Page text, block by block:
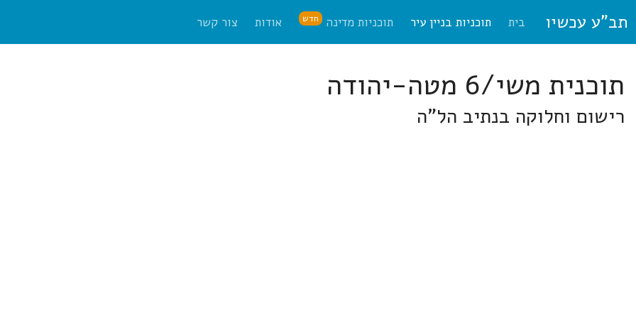
תב"ע עכשיו בית תוכניות בניין עיר תוכניות מדינה חדש אודות צור קשר
תוכנית משי/6 מטה-יהודה
רישום וחלוקה בנתיב הל"ה